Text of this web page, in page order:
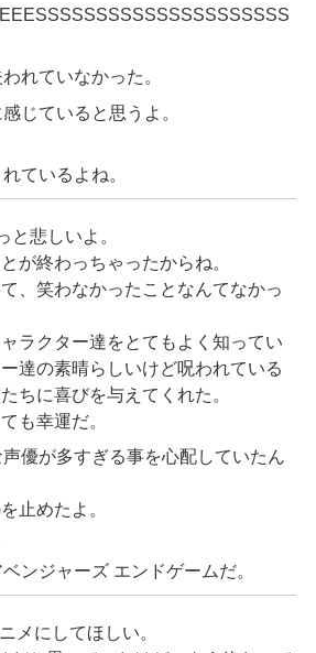
れていなかった。
じていると思うよ。
ているよね。
と悲しいよ。
が終わっちゃったからね。
、笑わなかったことなんてなかっ
ラクター達をとてもよく知ってい
達の素晴らしいけど呪われている
ちに喜びを与えてくれた。
も幸運だ。
優が多すぎる事を心配していたん
止めたよ。
ンジャーズ エンドゲームだ。
メにしてほしい。